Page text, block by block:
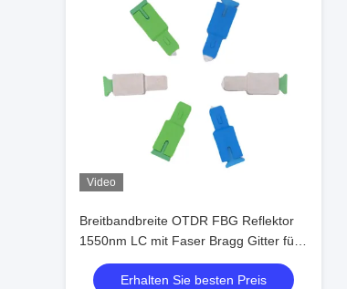
Video
Breitbandbreite OTDR FBG Reflektor
1550nm LC mit Faser Bragg Gitter für
Testsignal
Erhalten Sie besten Preis